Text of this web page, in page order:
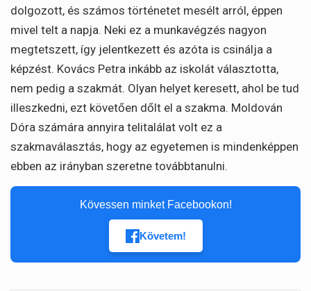
dolgozott, és számos történetet mesélt arról, éppen
mivel telt a napja. Neki ez a munkavégzés nagyon
megtetszett, így jelentkezett és azóta is csinálja a
képzést. Kovács Petra inkább az iskolát választotta,
nem pedig a szakmát. Olyan helyet keresett, ahol be tud
illeszkedni, ezt követően dőlt el a szakma. Moldován
Dóra számára annyira telitalálat volt ez a
szakmaválasztás, hogy az egyetemen is mindenképpen
ebben az irányban szeretne továbbtanulni.
Kövessen minket Facebookon!
Követem!